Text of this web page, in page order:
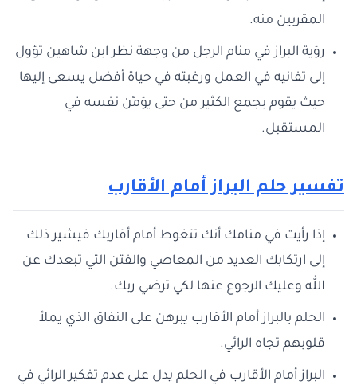
المقربين منه.
رؤية البراز في منام الرجل من وجهة نظر ابن شاهين تؤول
إلى تفانيه في العمل ورغبته في حياة أفضل يسعى إليها
حيث يقوم بجمع الكثير من حتى يؤمّن نفسه في
المستقبل.
تفسير حلم البراز أمام الأقارب
إذا رأيت في منامك أنك تتغوط أمام أقاربك فيشير ذلك
إلى ارتكابك العديد من المعاصي والفتن التي تبعدك عن
الله وعليك الرجوع عنها لكي ترضي ربك.
الحلم بالبراز أمام الأقارب يبرهن على النفاق الذي يملأ
قلوبهم تجاه الرائي.
البراز أمام الأقارب في الحلم يدل على عدم تفكير الرائي في